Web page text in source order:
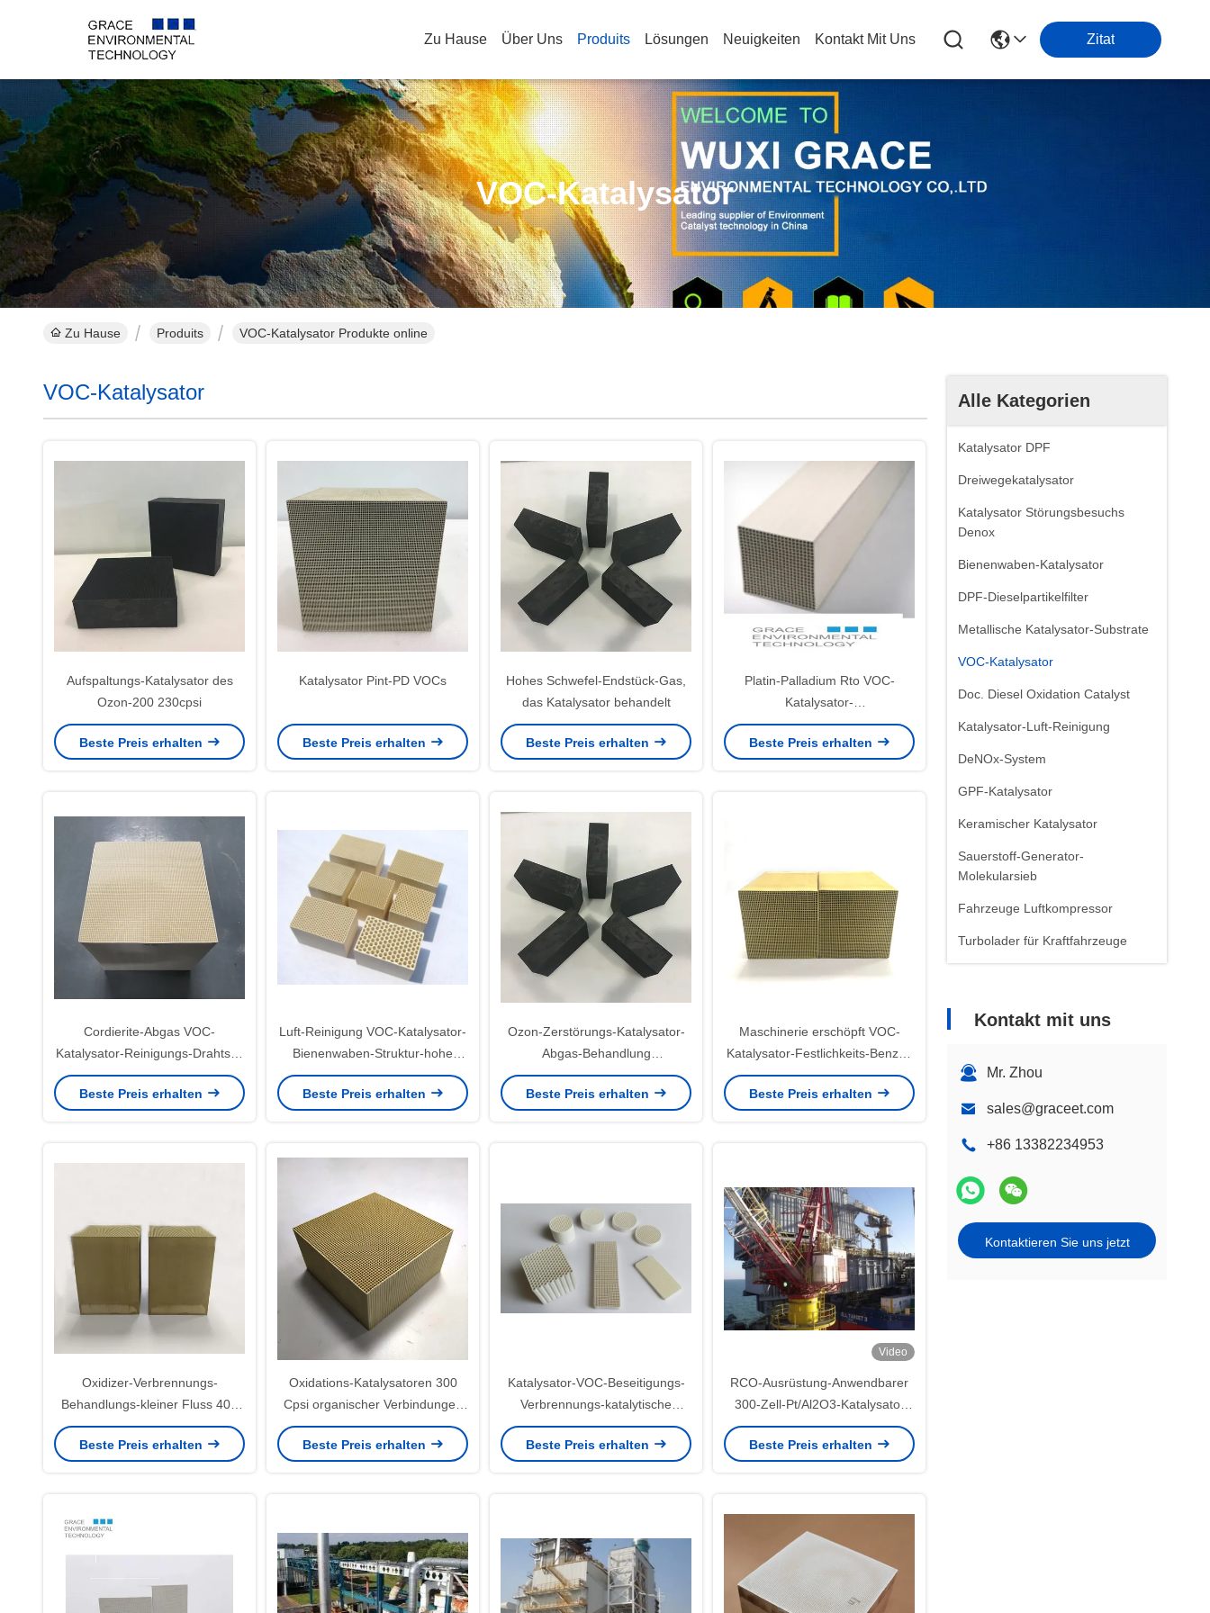
Zu Hause Über Uns Produits Lösungen Neuigkeiten Kontakt Mit Uns Zitat
VOC-Katalysator
Zu Hause Produits VOC-Katalysator Produkte online
Alle Kategorien
Katalysator DPF
Dreiwegekatalysator
Katalysator Störungsbesuchs
Denox
Bienenwaben-Katalysator
DPF-Dieselpartikelfilter
Metallische Katalysator-Substrate
VOC-Katalysator
Doc. Diesel Oxidation Catalyst
Katalysator-Luft-Reinigung
DeNOx-System
GPF-Katalysator
Keramischer Katalysator
Sauerstoff-Generator-
Molekularsieb
Fahrzeuge Luftkompressor
Turbolader für Kraftfahrzeuge
Kontakt mit uns
Mr. Zhou
sales@graceet.com
+86 13382234953
Kontaktieren Sie uns jetzt
VOC-Katalysator
Aufspaltungs-Katalysator des
Ozon-200 230cpsi
Beste Preis erhalten
Katalysator Pint-PD VOCs
Beste Preis erhalten
Hohes Schwefel-Endstück-Gas,
das Katalysator behandelt
Beste Preis erhalten
Platin-Palladium Rto VOC-
Katalysator-
Verbrennungsprozess-
katalytische Oxidations-Systeme
Beste Preis erhalten
Cordierite-Abgas VOC-
Katalysator-Reinigungs-Drahtseil
emaillierte Draht-Maschinerie-
Industrie
Beste Preis erhalten
Luft-Reinigung VOC-Katalysator-
Bienenwaben-Struktur-hohe
Porosität
Beste Preis erhalten
Ozon-Zerstörungs-Katalysator-
Abgas-Behandlung
150x150x50mm bis 300mm
Beste Preis erhalten
Maschinerie erschöpft VOC-
Katalysator-Festlichkeits-Benzol-
Alkohol-Aldehyde-Alkan
100x100x50mm
Beste Preis erhalten
Oxidizer-Verbrennungs-
Behandlungs-kleiner Fluss 400
Cpsi Katalysator Rto
verbessernde thermische
Beste Preis erhalten
Oxidations-Katalysatoren 300
Cpsi organischer Verbindungen
RCO entfernen flüchtige
Industrie-Abgas
Beste Preis erhalten
Katalysator-VOC-Beseitigungs-
Verbrennungs-katalytische
Oxidations-Methode des
desodorierenden Mittels
Beste Preis erhalten
Video
RCO-Ausrüstung-Anwendbarer
300-Zell-Pt/Al2O3-Katalysator
zur Entfernung von VOC
Beste Preis erhalten